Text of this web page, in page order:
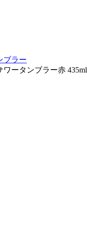
ブラー
ワータンブラー赤 435ml